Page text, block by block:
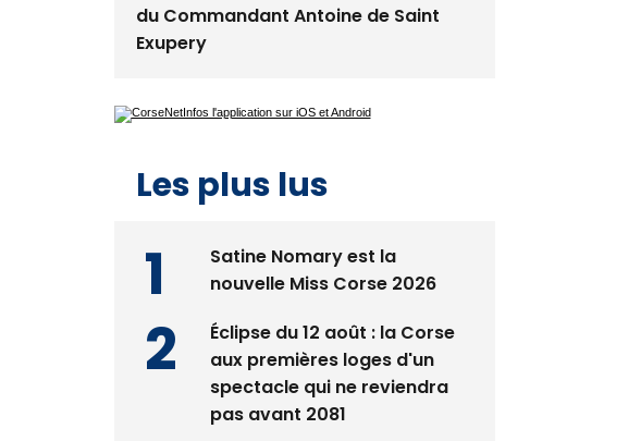
du Commandant Antoine de Saint
Exupery
Les plus lus
Satine Nomary est la
nouvelle Miss Corse 2026
Éclipse du 12 août : la Corse
aux premières loges d'un
spectacle qui ne reviendra
pas avant 2081